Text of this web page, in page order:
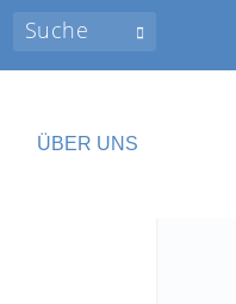
ÜBER UNS